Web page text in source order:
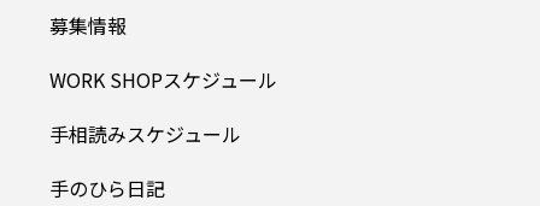
募集情報
WORK SHOPスケジュール
手相読みスケジュール
手のひら日記